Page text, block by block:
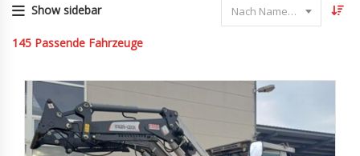
Show sidebar Nach Name sortieren
145 Passende Fahrzeuge